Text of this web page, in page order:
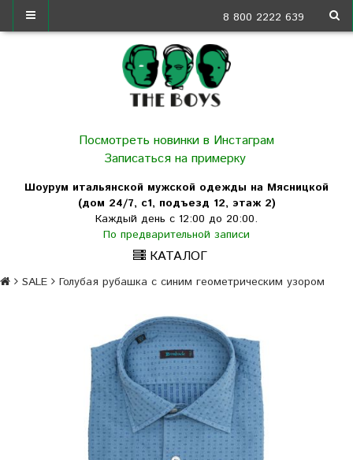
8 800 2222 639
Посмотреть новинки в Инстаграм
Записаться на примерку
Шоурум итальянской мужской одежды на Мясницкой
(дом 24/7, с1, подъезд 12, этаж 2)
Каждый день с 12:00 до 20:00.
По предварительной записи
КАТАЛОГ
SALE Голубая рубашка с синим геометрическим узором